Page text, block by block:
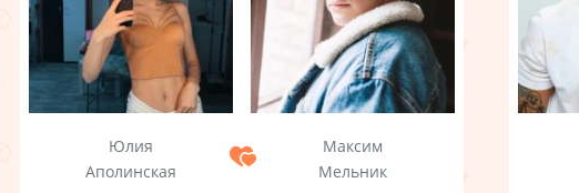
Юлия
Аполинская
Максим
Мельник